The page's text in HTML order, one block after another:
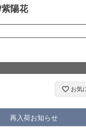
紫陽花
お気
再入荷お知らせ